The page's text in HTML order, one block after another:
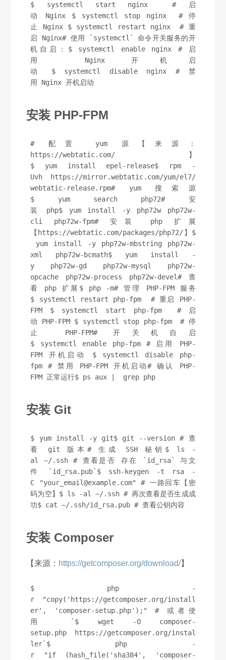
$ systemctl start nginx  # 启
动 Nginx $ systemctl stop nginx  # 停
止 Nginx $ systemctl restart nginx  # 重
启 Nginx# 使用 `systemctl` 命令开关服务的开
机自启：$ systemctl enable nginx # 启
用 Nginx 开机启
动 $ systemctl disable nginx # 禁
用 Nginx 开机启动
安装 PHP-FPM
# 配置 yum 源【来源：
https://webtatic.com/】
$ yum install epel-release$ rpm -
Uvh https://mirror.webtatic.com/yum/el7/
webtatic-release.rpm# yum 搜索源
$ yum search php72# 安
装 php$ yum install -y php72w php72w-
cli php72w-fpm# 安装 php 扩展
【https://webtatic.com/packages/php72/】$
yum install -y php72w-mbstring php72w-
xml php72w-bcmath$ yum install -
y php72w-gd php72w-mysql php72w-
opcache php72w-process php72w-devel# 查
看 php 扩展$ php -m# 管理 PHP-FPM 服务
$ systemctl restart php-fpm  # 重启 PHP-
FPM $ systemctl start php-fpm  # 启
动 PHP-FPM $ systemctl stop php-fpm  # 停
止 PHP-FPM# 开关机自启
$ systemctl enable php-fpm # 启用 PHP-
FPM 开机启动 $ systemctl disable php-
fpm # 禁用 PHP-FPM 开机启动# 确认 PHP-
FPM 正常运行$ ps aux |  grep php
安装 Git
$ yum install -y git$ git --version # 查
看 git 版本# 生成 SSH 秘钥$ ls -
al ~/.ssh # 查看是否 存在 `id_rsa` 与文
件 `id_rsa.pub`$ ssh-keygen -t rsa -
C "your_email@example.com" # 一路回车【密
码为空】$ ls -al ~/.ssh # 再次查看是否生成成
功$ cat ~/.ssh/id_rsa.pub # 查看公钥内容
安装 Composer
【来源： https://getcomposer.org/download/】
$ php -
r "copy('https://getcomposer.org/install
er', 'composer-setup.php');" # 或者使
用 `$ wget -O composer-
setup.php https://getcomposer.org/instal
ler`$ php -
r "if (hash_file('sha384', 'composer-